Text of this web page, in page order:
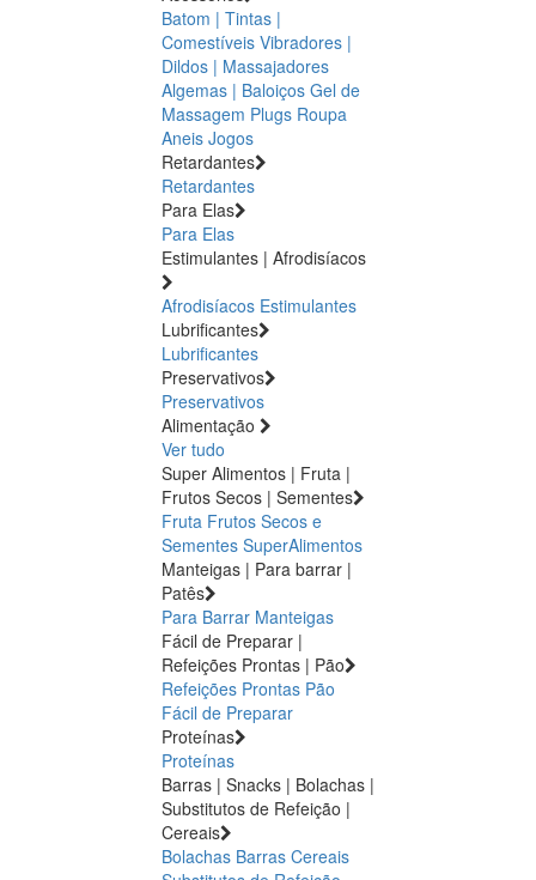
Batom | Tintas |
Comestíveis Vibradores |
Dildos | Massajadores
Algemas | Baloiços Gel de
Massagem Plugs Roupa
Aneis Jogos
Retardantes
Retardantes
Para Elas
Para Elas
Estimulantes | Afrodisíacos
Afrodisíacos Estimulantes
Lubrificantes
Lubrificantes
Preservativos
Preservativos
Alimentação
Ver tudo
Super Alimentos | Fruta |
Frutos Secos | Sementes
Fruta Frutos Secos e
Sementes SuperAlimentos
Manteigas | Para barrar |
Patês
Para Barrar Manteigas
Fácil de Preparar |
Refeições Prontas | Pão
Refeições Prontas Pão
Fácil de Preparar
Proteínas
Proteínas
Barras | Snacks | Bolachas |
Substitutos de Refeição |
Cereais
Bolachas Barras Cereais